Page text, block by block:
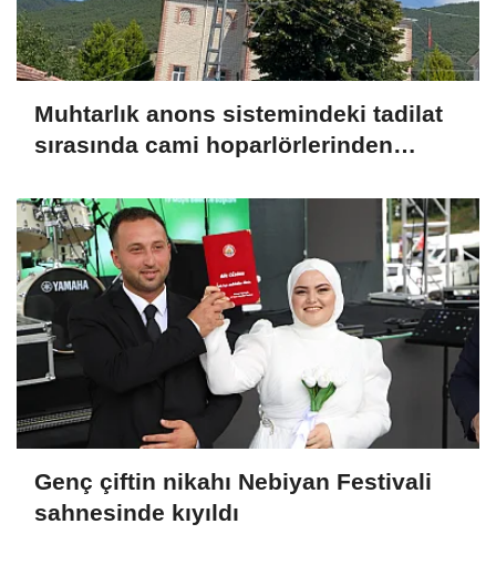
Muhtarlık anons sistemindeki tadilat
sırasında cami hoparlörlerinden
Genç çiftin nikahı Nebiyan Festivali
sahnesinde kıyıldı